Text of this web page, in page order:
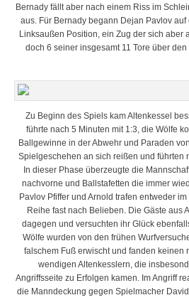
Bernady fällt aber nach einem Riss im
aus. Für Bernady begann Dejan Pavlov
Linksaußen Position, ein Zug der sich aber
doch 6 seiner insgesamt 11 Tore über
Zu Beginn des Spiels kam Altenkessel
führte nach 5 Minuten mit 1:3, die Wölfe
Ballgewinne in der Abwehr und Paraden
Spielgeschehen an sich reißen und führten
In dieser Phase überzeugte die
nachvorne und Ballstafetten die immer
Pavlov Pfiffer und Arnold trafen entweder
Reihe fast nach Belieben. Die Gäste aus
dagegen und versuchten ihr Glück
Wölfe wurden von den frühen
falschem Fuß erwischt und fanden keinen
wendigen Altenkesslern, die
Angriffsseite zu Erfolgen kamen. Im Angriff
die Manndeckung gegen Spielmacher